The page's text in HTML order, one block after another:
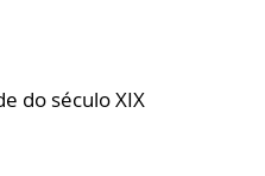
do século XIX